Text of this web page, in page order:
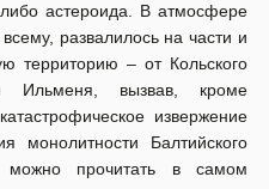
астероида. В атмосфере
развалилось на части и
территорию – от Кольского
Ильменя, вызвав, кроме
извержение
монолитности Балтийского
прочитать в самом